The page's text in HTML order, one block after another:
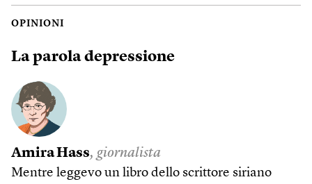
OPINIONI
La parola depressione
Amira Hass, giornalista
Mentre leggevo un libro dello scrittore siriano